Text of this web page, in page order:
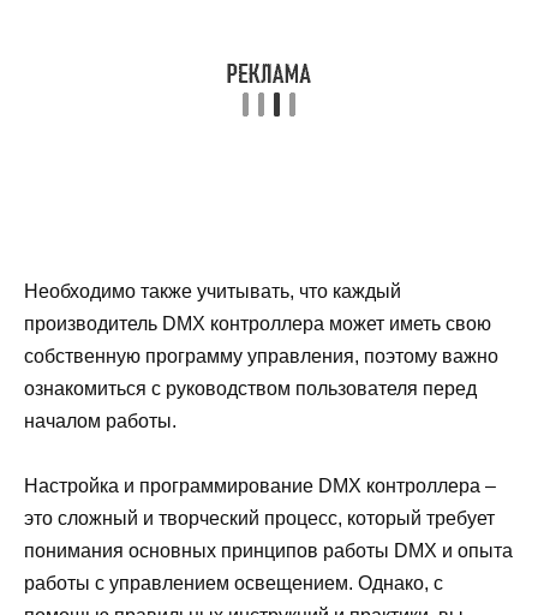
Необходимо также учитывать, что каждый
производитель DMX контроллера может иметь свою
собственную программу управления, поэтому важно
ознакомиться с руководством пользователя перед
началом работы.
Настройка и программирование DMX контроллера –
это сложный и творческий процесс, который требует
понимания основных принципов работы DMX и опыта
работы с управлением освещением. Однако, с